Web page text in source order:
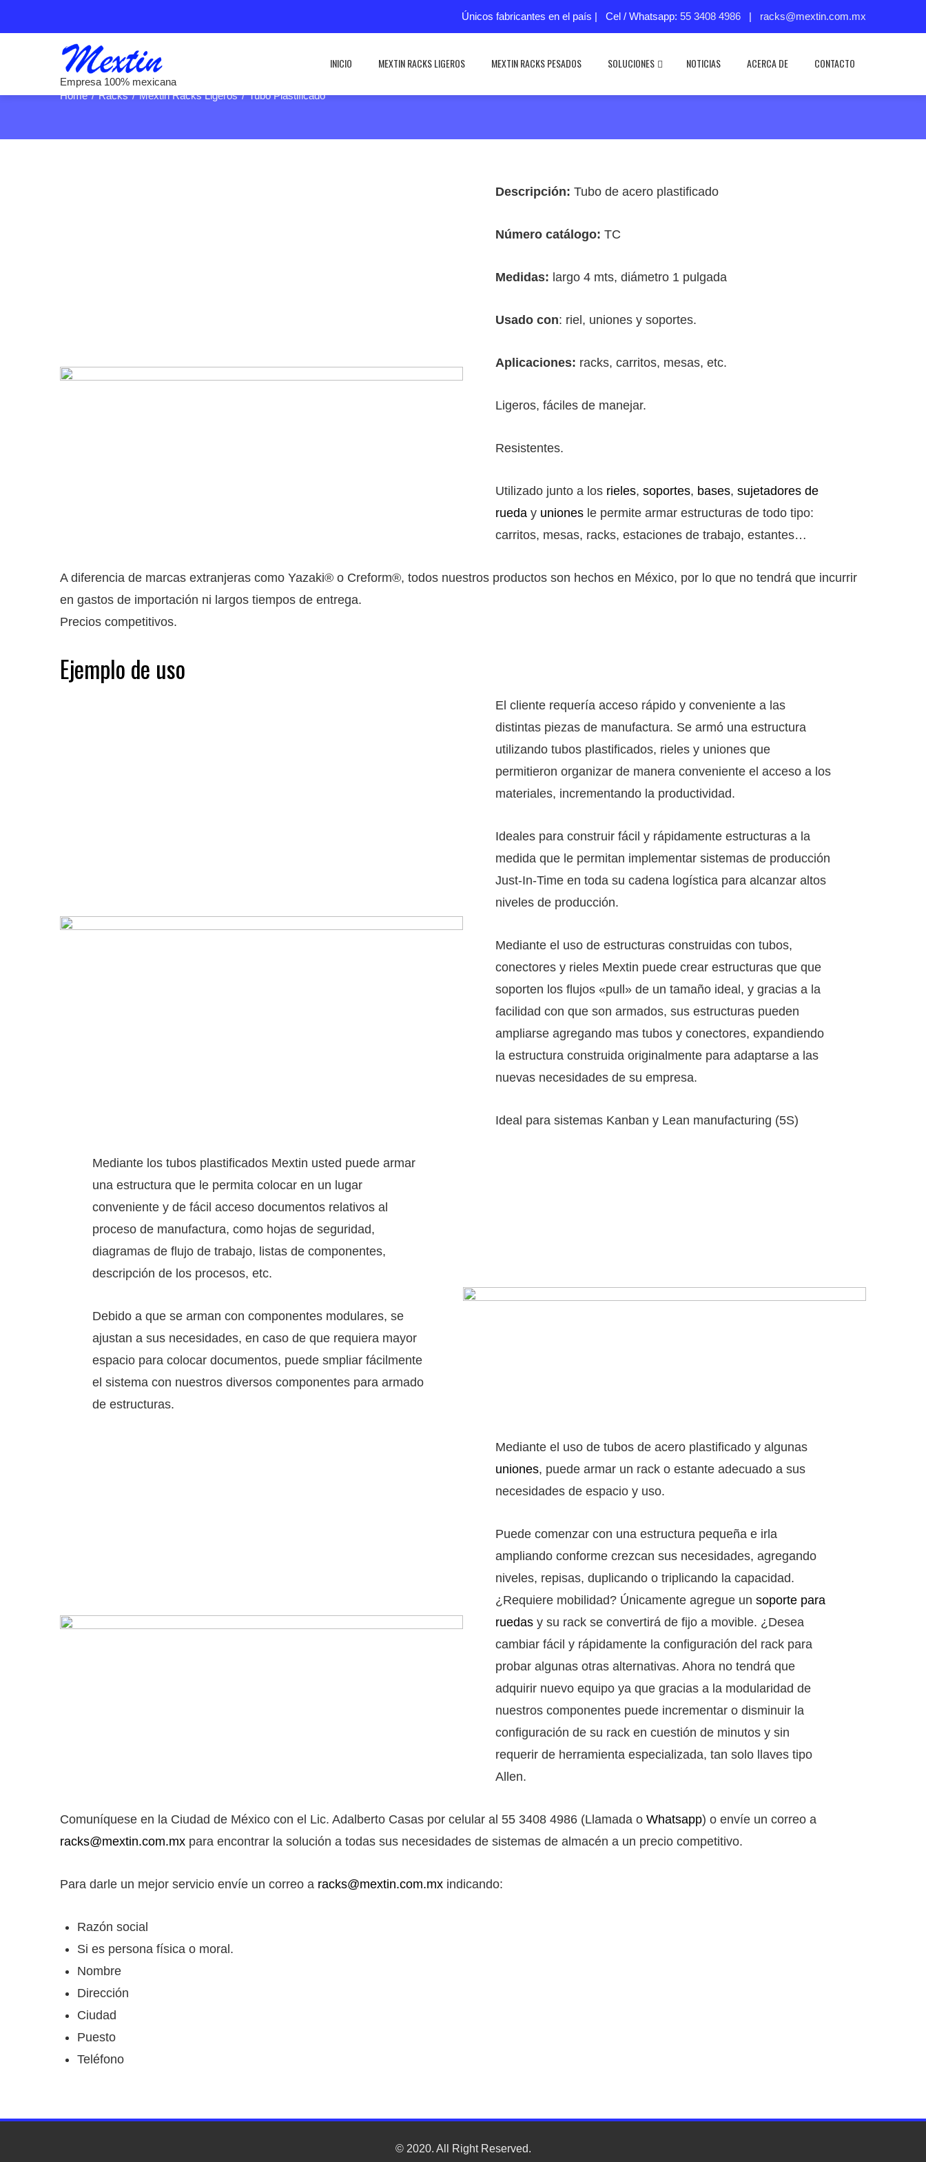
Únicos fabricantes en el país | Cel / Whatsapp: 55 3408 4986 | racks@mextin.com.mx
Empresa 100% mexicana
INICIO MEXTIN RACKS LIGEROS MEXTIN RACKS PESADOS SOLUCIONES NOTICIAS ACERCA DE CONTACTO
Tubo Plastificado
Home Racks Mextin Racks Ligeros Tubo Plastificado
Descripción: Tubo de acero plastificado
Número catálogo: TC
Medidas: largo 4 mts, diámetro 1 pulgada
Usado con: riel, uniones y soportes.
Aplicaciones: racks, carritos, mesas, etc.
Ligeros, fáciles de manejar.
Resistentes.
Utilizado junto a los rieles, soportes, bases, sujetadores de
rueday unionesle permite armar estructuras de todo tipo:
carritos, mesas, racks, estaciones de trabajo, estantes…
A diferencia de marcas extranjeras como Yazaki® o Creform®, todos nuestros productos son hechos en México, por lo que no tendrá que incurrir
en gastos de importación ni largos tiempos de entrega.
Precios competitivos.
Ejemplo de uso
El cliente requería acceso rápido y conveniente a las
distintas piezas de manufactura. Se armó una estructura
utilizando tubos plastificados, rieles y uniones que
permitieron organizar de manera conveniente el acceso a los
materiales, incrementando la productividad.
Ideales para construir fácil y rápidamente estructuras a la
medida que le permitan implementar sistemas de producción
Just-In-Time en toda su cadena logística para alcanzar altos
niveles de producción.
Mediante el uso de estructuras construidas con tubos,
conectores y rieles Mextin puede crear estructuras que que
soporten los flujos «pull» de un tamaño ideal, y gracias a la
facilidad con que son armados, sus estructuras pueden
ampliarse agregando mas tubos y conectores, expandiendo
la estructura construida originalmente para adaptarse a las
nuevas necesidades de su empresa.
Ideal para sistemas Kanban y Lean manufacturing (5S)
Mediante los tubos plastificados Mextin usted puede armar
una estructura que le permita colocar en un lugar
conveniente y de fácil acceso documentos relativos al
proceso de manufactura, como hojas de seguridad,
diagramas de flujo de trabajo, listas de componentes,
descripción de los procesos, etc.
Debido a que se arman con componentes modulares, se
ajustan a sus necesidades, en caso de que requiera mayor
espacio para colocar documentos, puede smpliar fácilmente
el sistema con nuestros diversos componentes para armado
de estructuras.
Mediante el uso de tubos de acero plastificado y algunas
uniones, puede armar un rack o estante adecuado a sus
necesidades de espacio y uso.
Puede comenzar con una estructura pequeña e irla
ampliando conforme crezcan sus necesidades, agregando
niveles, repisas, duplicando o triplicando la capacidad.
¿Requiere mobilidad? Únicamente agregue un soporte para
ruedasy su rack se convertirá de fijo a movible. ¿Desea
cambiar fácil y rápidamente la configuración del rack para
probar algunas otras alternativas. Ahora no tendrá que
adquirir nuevo equipo ya que gracias a la modularidad de
nuestros componentes puede incrementar o disminuir la
configuración de su rack en cuestión de minutos y sin
requerir de herramienta especializada, tan solo llaves tipo
Allen.
Comuníquese en la Ciudad de México con el Lic. Adalberto Casas por celular al 55 3408 4986 (Llamada o Whatsapp) o envíe un correo a
racks@mextin.com.mx para encontrar la solución a todas sus necesidades de sistemas de almacén a un precio competitivo.
Para darle un mejor servicio envíe un correo a racks@mextin.com.mx indicando:
Razón social
Si es persona física o moral.
Nombre
Dirección
Ciudad
Puesto
Teléfono
© 2020. All Right Reserved.